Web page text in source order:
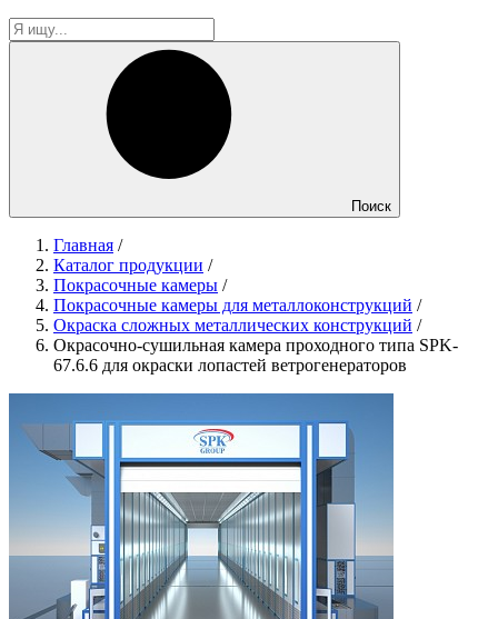
Поиск
Главная /
Каталог продукции /
Покрасочные камеры /
Покрасочные камеры для металлоконструкций /
Окраска сложных металлических конструкций /
Окрасочно-сушильная камера проходного типа SPK-
67.6.6 для окраски лопастей ветрогенераторов